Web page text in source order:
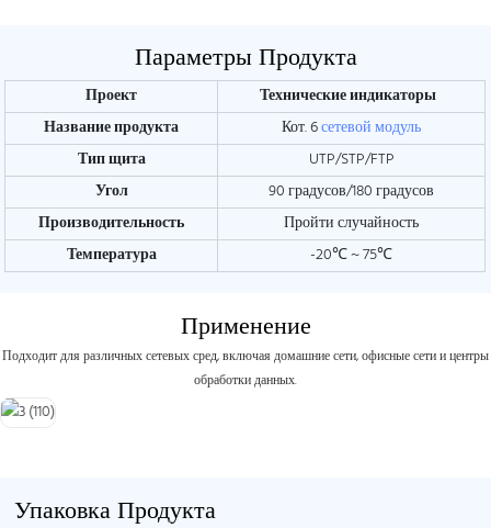
Параметры Продукта
Проект
Технические индикаторы
Название продукта
Кот. 6сетевой модуль
Тип щита
UTP/STP/FTP
Угол
90 градусов/180 градусов
Производительность
Пройти случайность
Температура
-20℃ ~ 75℃
Применение
Подходит для различных сетевых сред, включая домашние сети, офисные сети и центры
обработки данных.
Упаковка Продукта